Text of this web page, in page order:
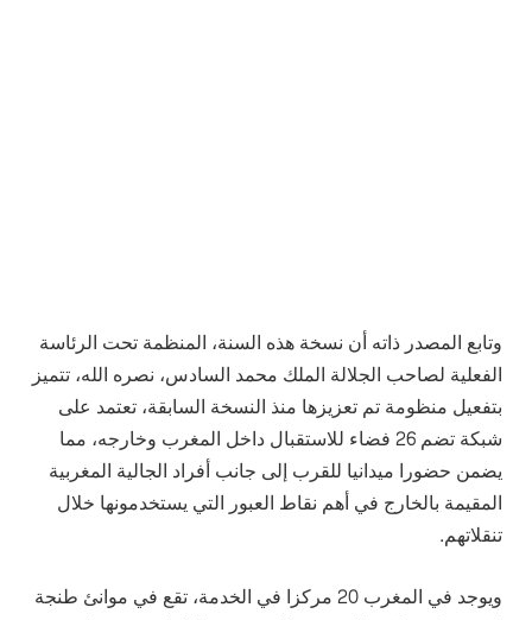
وتابع المصدر ذاته أن نسخة هذه السنة، المنظمة تحت الرئاسة
الفعلية لصاحب الجلالة الملك محمد السادس، نصره الله، تتميز
بتفعيل منظومة تم تعزيزها منذ النسخة السابقة، تعتمد على
شبكة تضم 26 فضاء للاستقبال داخل المغرب وخارجه، مما
يضمن حضورا ميدانيا للقرب إلى جانب أفراد الجالية المغربية
المقيمة بالخارج في أهم نقاط العبور التي يستخدمونها خلال
تنقلاتهم.
ويوجد في المغرب 20 مركزا في الخدمة، تقع في موانئ طنجة